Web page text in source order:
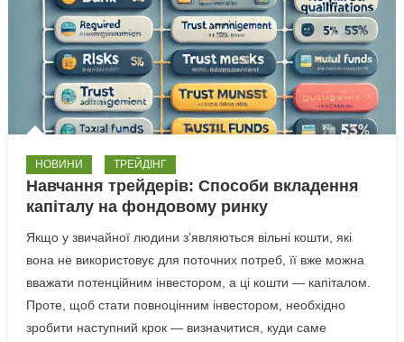
НОВИНИ ТРЕЙДІНГ
Навчання трейдерів: Способи вкладення
капіталу на фондовому ринку
Якщо у звичайної людини з’являються вільні кошти, які
вона не використовує для поточних потреб, її вже можна
вважати потенційним інвестором, а ці кошти — капіталом.
Проте, щоб стати повноцінним інвестором, необхідно
зробити наступний крок — визначитися, куди саме